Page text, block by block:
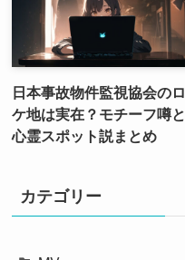
日本事故物件監視協会のロ
ケ地は実在？モチーフ噂と
心霊スポット説まとめ
カテゴリー